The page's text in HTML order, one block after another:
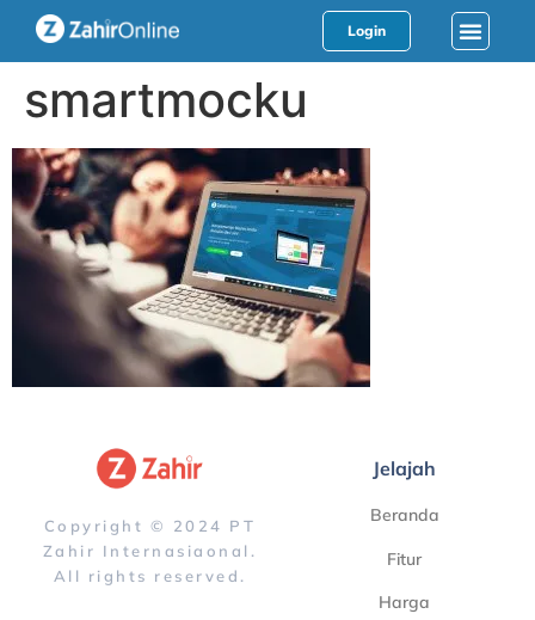
Login
smartmocku
Copyright © 2024 PT
Zahir Internasiaonal.
All rights reserved.
Jelajah
Beranda
Fitur
Harga